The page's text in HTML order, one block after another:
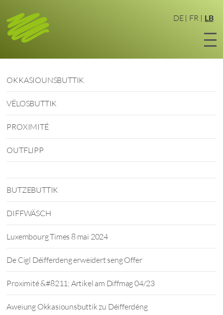
DE FR LB
OKKASIOUNSBUTTIK
VËLOSBUTTIK
PROXIMITÉ
OUTFLIPP
BUTZEBUTTIK
DIFFWÄSCH
Luxembourg Times 8 mai 2024
De Cigl Déifferdeng erweidert seng Offer
Proximité &#8211; Artikel am Diffmag 04/23
Aweiung Okkasiounsbuttik zu Déifferdéng